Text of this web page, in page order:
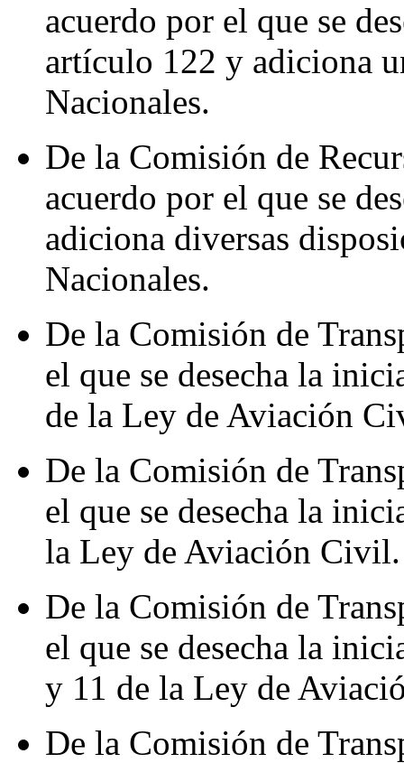
acuerdo por el que se
artículo 122 y adiciona
Nacionales.
De la Comisión de
acuerdo por el que se
adiciona diversas
Nacionales.
De la Comisión de
el que se desecha la
de la Ley de Aviación
De la Comisión de
el que se desecha la
la Ley de Aviación Civil.
De la Comisión de
el que se desecha la
y 11 de la Ley de
De la Comisión de